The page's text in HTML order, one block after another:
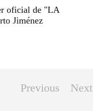
oficial de "LA
Jiménez
Previous Next